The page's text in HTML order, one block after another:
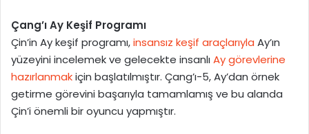
Çang’ı Ay Keşif Programı
Çin’in Ay keşif programı,insansız keşif araçlarıyla Ay’ın
yüzeyini incelemek ve gelecekte insanlıAy görevlerine
hazırlanmakiçin başlatılmıştır. Çang’ı-5, Ay’dan örnek
getirme görevini başarıyla tamamlamış ve bu alanda
Çin’i önemli bir oyuncu yapmıştır.